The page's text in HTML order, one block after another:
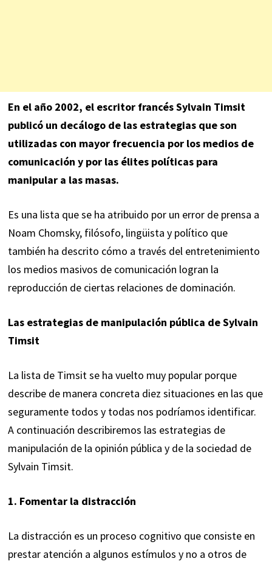
En el año 2002, el escritor francés Sylvain Timsit
publicó un decálogo de las estrategias que son
utilizadas con mayor frecuencia por los medios de
comunicación y por las élites políticas para
manipular a las masas.
Es una lista que se ha atribuido por un error de prensa a
Noam Chomsky, filósofo, lingüista y político que
también ha descrito cómo a través del entretenimiento
los medios masivos de comunicación logran la
reproducción de ciertas relaciones de dominación.
Las estrategias de manipulación pública de Sylvain
Timsit
La lista de Timsit se ha vuelto muy popular porque
describe de manera concreta diez situaciones en las que
seguramente todos y todas nos podríamos identificar.
A continuación describiremos las estrategias de
manipulación de la opinión pública y de la sociedad de
Sylvain Timsit.
1. Fomentar la distracción
La distracción es un proceso cognitivo que consiste en
prestar atención a algunos estímulos y no a otros de